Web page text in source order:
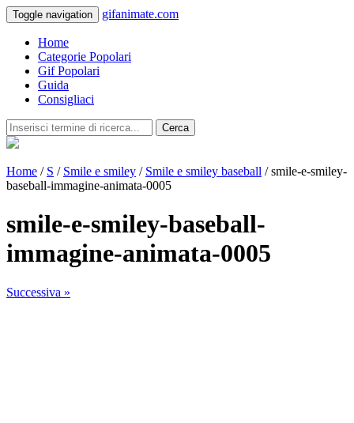
Toggle navigation gifanimate.com
Home
Categorie Popolari
Gif Popolari
Guida
Consigliaci
Cerca
Home / S / Smile e smiley / Smile e smiley baseball / smile-e-smiley-
baseball-immagine-animata-0005
smile-e-smiley-baseball-
immagine-animata-0005
Successiva »